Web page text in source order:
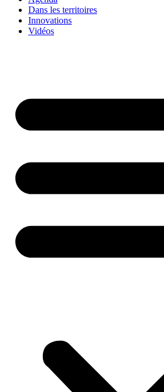
Dans les territoires
Innovations
Vidéos